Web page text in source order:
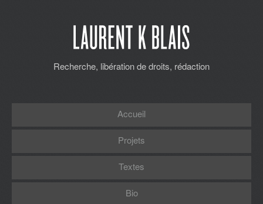
Recherche, libération de droits, rédaction
Accueil
Projets
Textes
Bio